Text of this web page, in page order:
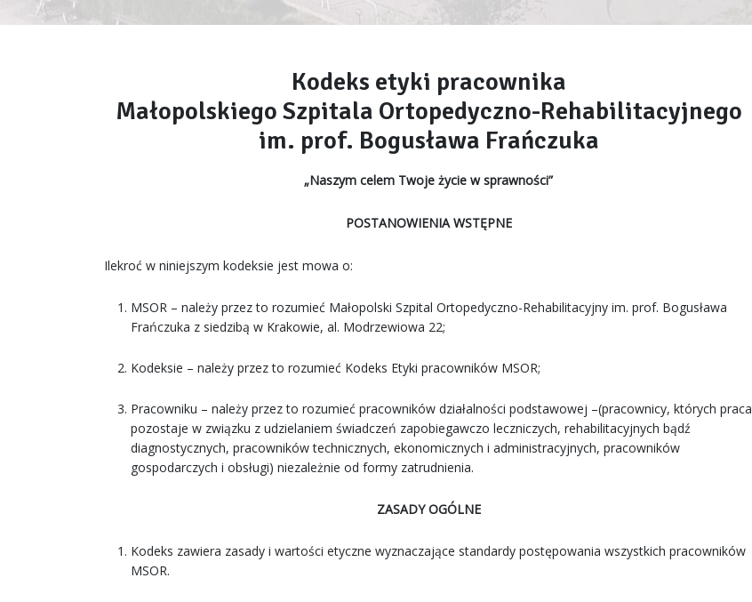
Kodeks etyki pracownika
Małopolskiego Szpitala Ortopedyczno-Rehabilitacyjnego
im. prof. Bogusława Frańczuka
„Naszym celem Twoje życie w sprawności”
POSTANOWIENIA WSTĘPNE
Ilekroć w niniejszym kodeksie jest mowa o:
MSOR – należy przez to rozumieć Małopolski Szpital Ortopedyczno-Rehabilitacyjny im. prof. Bogusława
Frańczuka z siedzibą w Krakowie, al. Modrzewiowa 22;
Kodeksie – należy przez to rozumieć Kodeks Etyki pracowników MSOR;
Pracowniku – należy przez to rozumieć pracowników działalności podstawowej –(pracownicy, których praca
pozostaje w związku z udzielaniem świadczeń zapobiegawczo leczniczych, rehabilitacyjnych bądź
diagnostycznych, pracowników technicznych, ekonomicznych i administracyjnych, pracowników
gospodarczych i obsługi) niezależnie od formy zatrudnienia.
ZASADY OGÓLNE
Kodeks zawiera zasady i wartości etyczne wyznaczające standardy postępowania wszystkich pracowników
MSOR.